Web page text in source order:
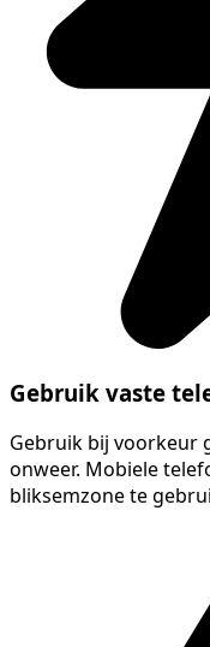
Gebruik vaste
Gebruik bij voorkeur
onweer. Mobiele
bliksemzone te